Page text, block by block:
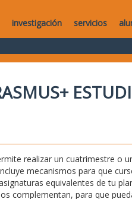
investigación servicios
realizar un cuatrimestre o
mecanismos para que
equivalentes de tu
complementan, para que